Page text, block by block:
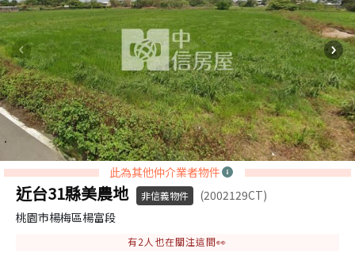
此為其他仲介業者物件
近台31縣美農地 非信義物件
(2002129CT)
桃園市楊梅區楊富段
有2 人也在關注這間👀